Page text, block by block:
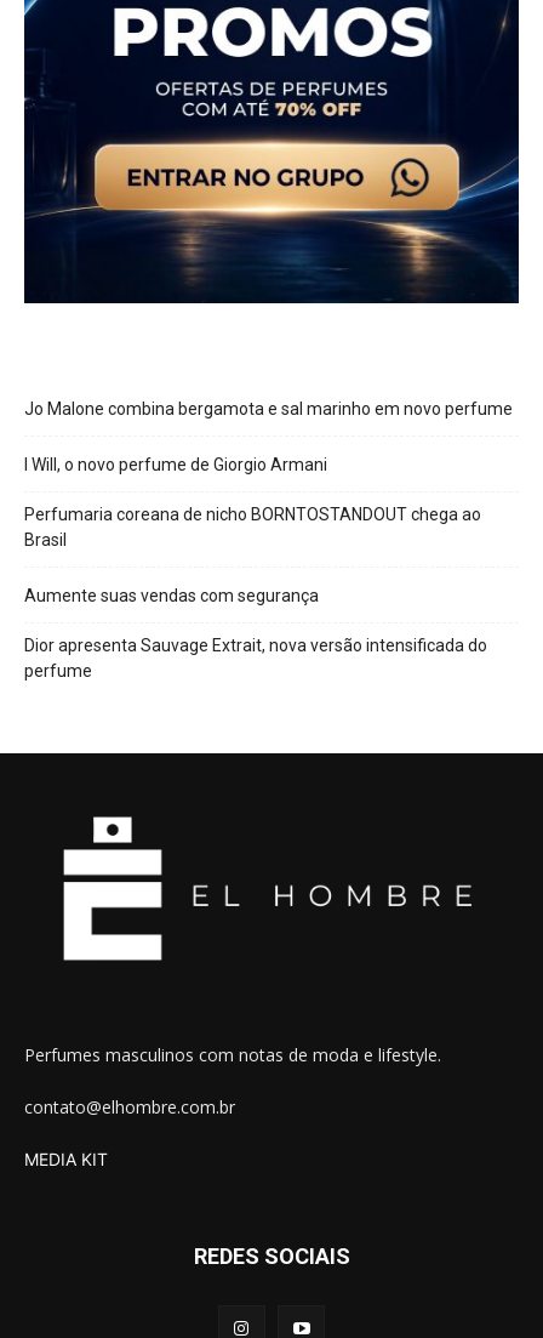
Jo Malone combina bergamota e sal marinho em novo perfume
I Will, o novo perfume de Giorgio Armani
Perfumaria coreana de nicho BORNTOSTANDOUT chega ao
Brasil
Aumente suas vendas com segurança
Dior apresenta Sauvage Extrait, nova versão intensificada do
perfume
Perfumes masculinos com notas de moda e lifestyle.
contato@elhombre.com.br
MEDIA KIT
REDES SOCIAIS